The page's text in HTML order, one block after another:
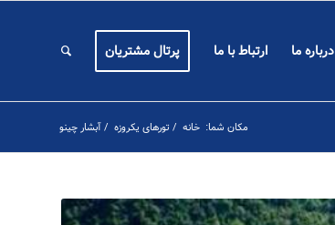
درباره ما ارتباط با ما پرتال مشتریان
مکان شما: خانه / تورهای یکروزه /آبشار چینو